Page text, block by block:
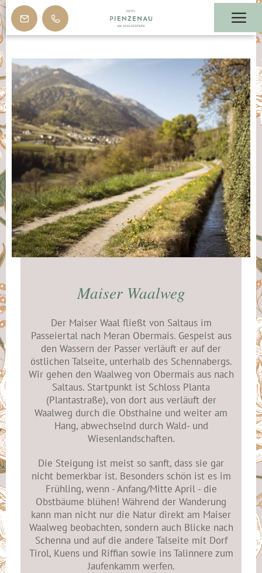
Maiser Waalweg
Der Maiser Waal fließt von Saltaus im
Passeiertal nach Meran Obermais. Gespeist aus
den Wassern der Passer verläuft er auf der
östlichen Talseite, unterhalb des Schennabergs.
Wir gehen den Waalweg von Obermais aus nach
Saltaus. Startpunkt ist Schloss Planta
(Plantastraße), von dort aus verläuft der
Waalweg durch die Obsthaine und weiter am
Hang, abwechselnd durch Wald- und
Wiesenlandschaften.
Die Steigung ist meist so sanft, dass sie gar
nicht bemerkbar ist. Besonders schön ist es im
Frühling, wenn - Anfang/Mitte April - die
Obstbäume blühen! Während der Wanderung
kann man nicht nur die Natur direkt am Maiser
Waalweg beobachten, sondern auch Blicke nach
Schenna und auf die andere Talseite mit Dorf
Tirol, Kuens und Riffian sowie ins Talinnere zum
Jaufenkamm werfen.